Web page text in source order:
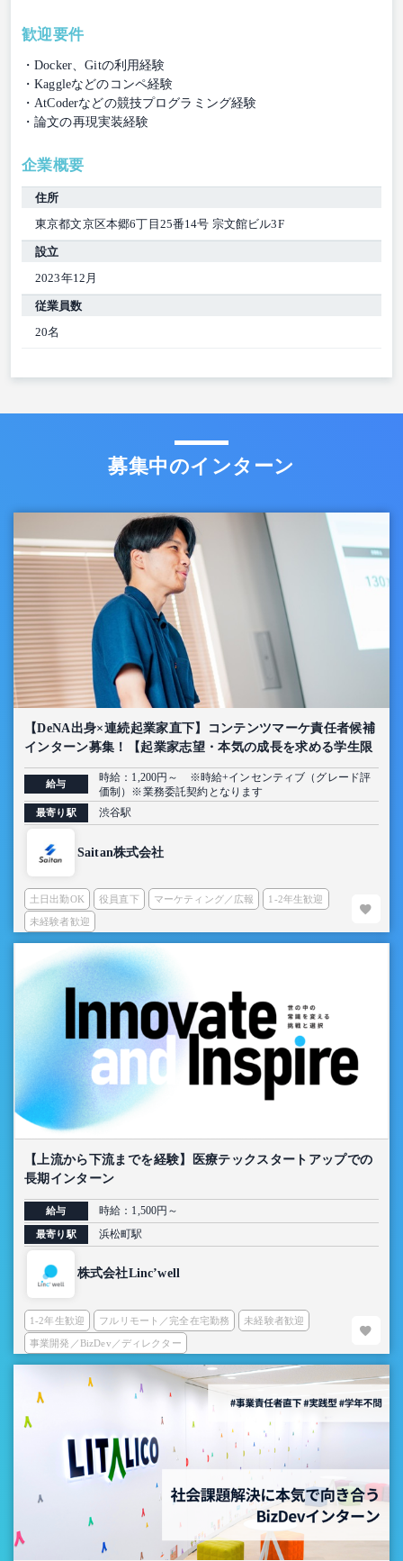
歓迎要件
・Docker、Gitの利用経験
・Kaggleなどのコンペ経験
・AtCoderなどの競技プログラミング経験
・論文の再現実装経験
企業概要
住所
東京都文京区本郷6丁目25番14号 宗文館ビル3F
設立
2023年12月
従業員数
20名
募集中のインターン
【DeNA出身×連続起業家直下】コンテンツマーケ責任者候補
インターン募集！【起業家志望・本気の成長を求める学生限
定】
給与
時給：1,200円～ ※時給+インセンティブ（グレード評
価制）※業務委託契約となります
最寄り駅 渋谷駅
Saitan株式会社
土日出勤OK 役員直下 マーケティング／広報 1-2年生歓迎
未経験者歓迎
【上流から下流までを経験】医療テックスタートアップでの
長期インターン
給与 時給：1,500円～
最寄り駅 浜松町駅
株式会社Linc’well
1-2年生歓迎 フルリモート／完全在宅勤務 未経験者歓迎
事業開発／BizDev／ディレクター